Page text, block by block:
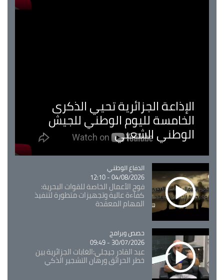
الإذاعة الجزائرية تحيي الذكرى
الخامسة لليوم الوطني للجيش
الوطني الشعبي
Catégorie
الدفاع الوطني
04/08/2026 - 12:10
فوج الأعمال الخاصة للقوات البحرية:
كفاءة عالية وتجهيزات متطورة لتنفيذ
المهام المعقدة
Catégorie
حصص وبرامج
30/07/2026 - 09:49
عبد القادر جيجلي:الغابات الجزائرية بين
خطر الحرائق ورهان التشجير الذكي